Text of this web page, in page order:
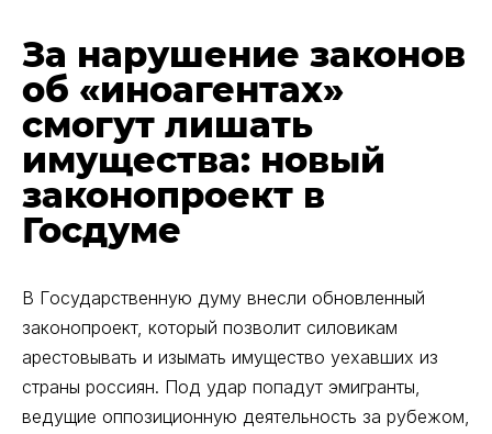
За нарушение законов
об «иноагентах»
смогут лишать
имущества: новый
законопроект в
Госдуме
В Государственную думу внесли обновленный
законопроект, который позволит силовикам
арестовывать и изымать имущество уехавших из
страны россиян. Под удар попадут эмигранты,
ведущие оппозиционную деятельность за рубежом,